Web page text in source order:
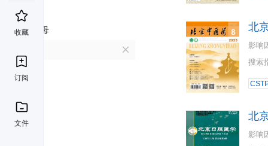
收藏
订阅
文件
首字母 北
影响
搜索
北
影响